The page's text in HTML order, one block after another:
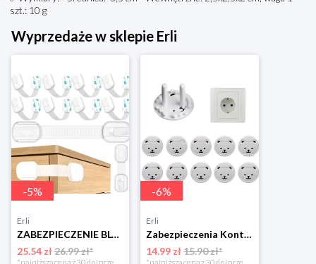
szt.: 10 g
Wyprzedaże w sklepie Erli
-5%
Erli
ZABEZPIECZENIE BLOKADA SZAFEK MEBLI SZUFLAD DRZW PRZED DZIEĆMI MOCNE 10szt
25.54 zł26.99 zł*
-6%
Erli
Zabezpieczenia Kontaktów Gniazdek Zaślepki Blokada
14.99 zł 15.90 zł*